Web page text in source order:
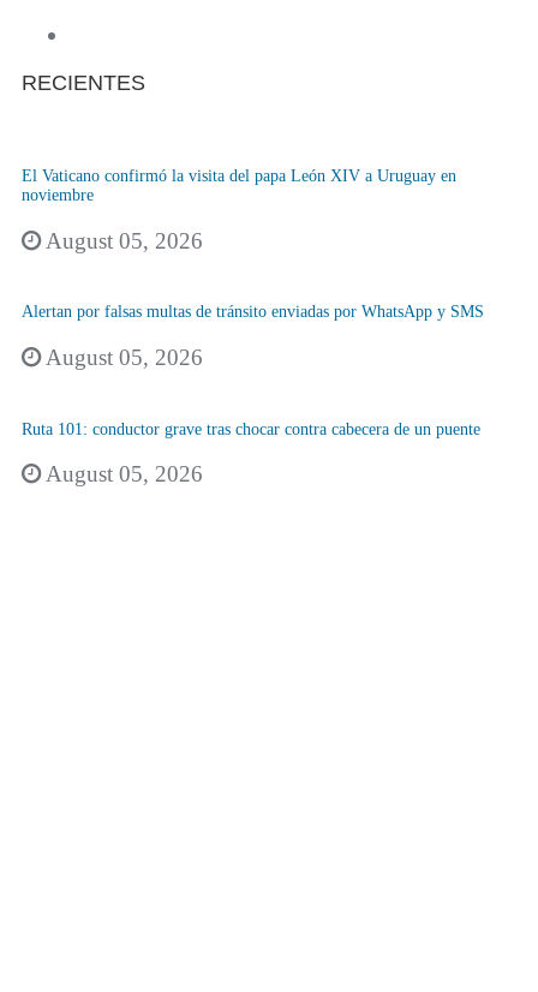
RECIENTES
El Vaticano confirmó la visita del papa León XIV a Uruguay en
noviembre
August 05, 2026
Alertan por falsas multas de tránsito enviadas por WhatsApp y SMS
August 05, 2026
Ruta 101: conductor grave tras chocar contra cabecera de un puente
August 05, 2026